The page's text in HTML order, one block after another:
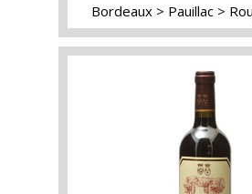
Bordeaux Pauillac